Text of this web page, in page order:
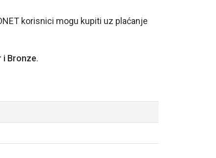
korisnici mogu kupiti uz plaćanje
i Bronze.